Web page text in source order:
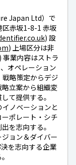
Japan Ltd）で
区赤坂1-8-1 赤坂
) 設
) 上場区分は非
) 事業内容はストラ
オペレーション
略策定からデジ
立案から組織変
て提供する。
ノベーションと
ポレート・シチ
を志向する。
ョン＆ダイバー
を志向する企業